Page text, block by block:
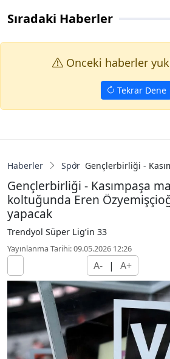
Sıradaki Haberler
Onceki haberler
Tekrar Dene
Haberler Spor Gençlerbirliği -
Gençlerbirliği - Kasımpaşa
koltuğunda Eren
yapacak
Trendyol Süper Lig’in 33
Yayınlanma Tarihi: 09.05.2026 12:26
A- | A+